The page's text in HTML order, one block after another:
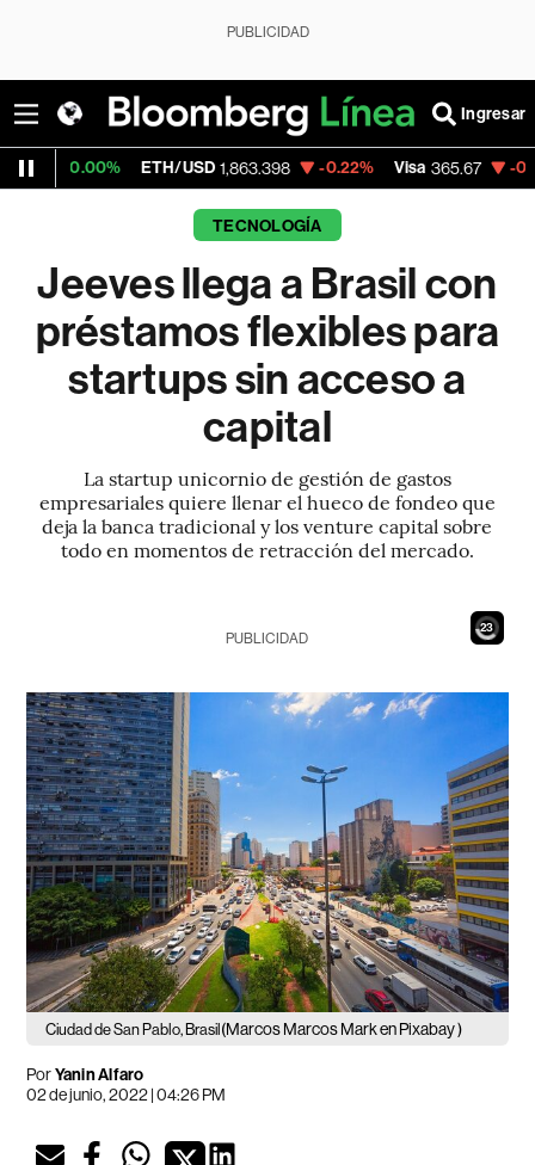
PUBLICIDAD
Ingresar
ETH/USD 1,863.398 -0.22% Visa 365.67 -0.13%
TECNOLOGÍA
Jeeves llega a Brasil con
préstamos flexibles para
startups sin acceso a
capital
La startup unicornio de gestión de gastos
empresariales quiere llenar el hueco de fondeo que
deja la banca tradicional y los venture capital sobre
todo en momentos de retracción del mercado.
21
PUBLICIDAD
Ciudad de San Pablo, Brasil (Marcos Marcos Mark en Pixabay )
PorYanin Alfaro
02 de junio, 2022 | 04:26 PM